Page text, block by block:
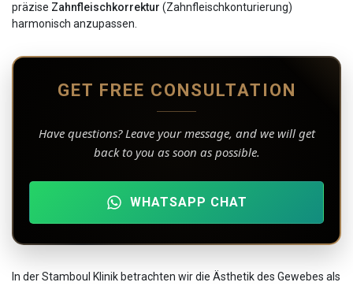
präzise Zahnfleischkorrektur (Zahnfleischkonturierung)
harmonisch anzupassen.
GET FREE CONSULTATION
Have questions? Leave your message, and we will get
back to you as soon as possible.
WHATSAPP CHAT
In der Stamboul Klinik betrachten wir die Ästhetik des Gewebes als